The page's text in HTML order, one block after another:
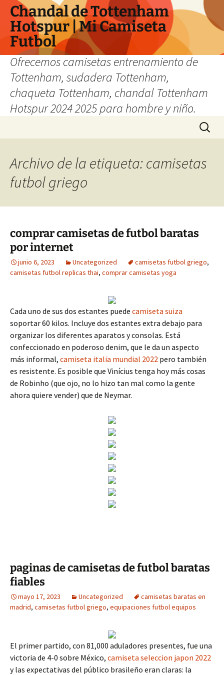
Chandal de Tottenham
Hotspur | Mi Camiseta
Futbol
Ofrecemos camisetas entrenamiento de
Tottenham, sudadera Tottenham,
chaqueta Tottenham, chandal Tottenham
Hotspur 2024 2025 para hombre y niño.
Buscar:
Archivo de la etiqueta: camisetas
futbol griego
comprar camisetas de futbol baratas
por internet
junio 6, 2023 Uncategorized camisetas futbol griego,
camisetas futbol replicas thai, comprar camisetas yoga
Cada uno de sus dos estantes puede camiseta suiza
soportar 60 kilos. Incluye dos estantes extra debajo para
organizar los diferentes aparatos y consolas. Está
confeccionado en poderoso denim, que le da un aspecto
más informal, camiseta italia mundial 2022 pero también
es resistente. Es posible que Vinícius tenga hoy más cosas
de Robinho (que ojo, no lo hizo tan mal como la gente
ahora quiere vender) que de Neymar.
paginas de camisetas de futbol baratas
fiables
mayo 17, 2023 Uncategorized
camisetas baratas en
madrid, camisetas futbol griego, equipaciones futbol equipos
El primer partido, con 81,000 aduladores presentes, fue una
victoria de 4-0 sobre México, camiseta seleccion japon 2022
y las expectativas del público brasileño eran claras: la